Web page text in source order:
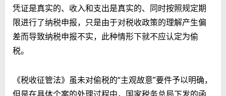
凭证是真实的、收入和支出是真实的、同时按照规定期
限进行了纳税申报，只是由于对税收政策的理解产生偏
差而导致纳税申报不实，此种情形下就不应认定为偷
税。
《税收征管法》虽未对偷税的“主观故意”要件予以明确，
但是在具体个案的处理过程中，国家税务总局下发的函